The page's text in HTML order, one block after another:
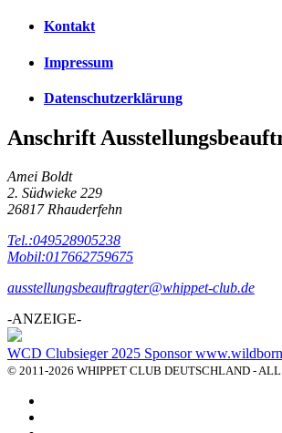
Kontakt
Impressum
Datenschutzerklärung
Anschrift
Amei Boldt
2. Südwieke 229
26817 Rhauderfehn
Tel.:049528905238
Mobil:017662759675
ausstellungsbeauftragter@whippet-club.de
-ANZEIGE-
WCD Clubsieger 2025 Sponsor
© 2011-2026 WHIPPET CLUB DEUTSCHLAND - ALL